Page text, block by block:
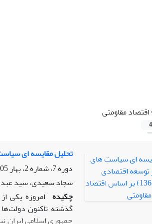
اقتصاد مقاومتی
4
تحلیل مقایسه ای سیاست های دولت
دوره 7، شماره 2، بهار 1405، صفحه
سجاد سعیدی، سید
چکیده امروزه یکی
گذشته تاکنون
جمهوری اسلامی ایران